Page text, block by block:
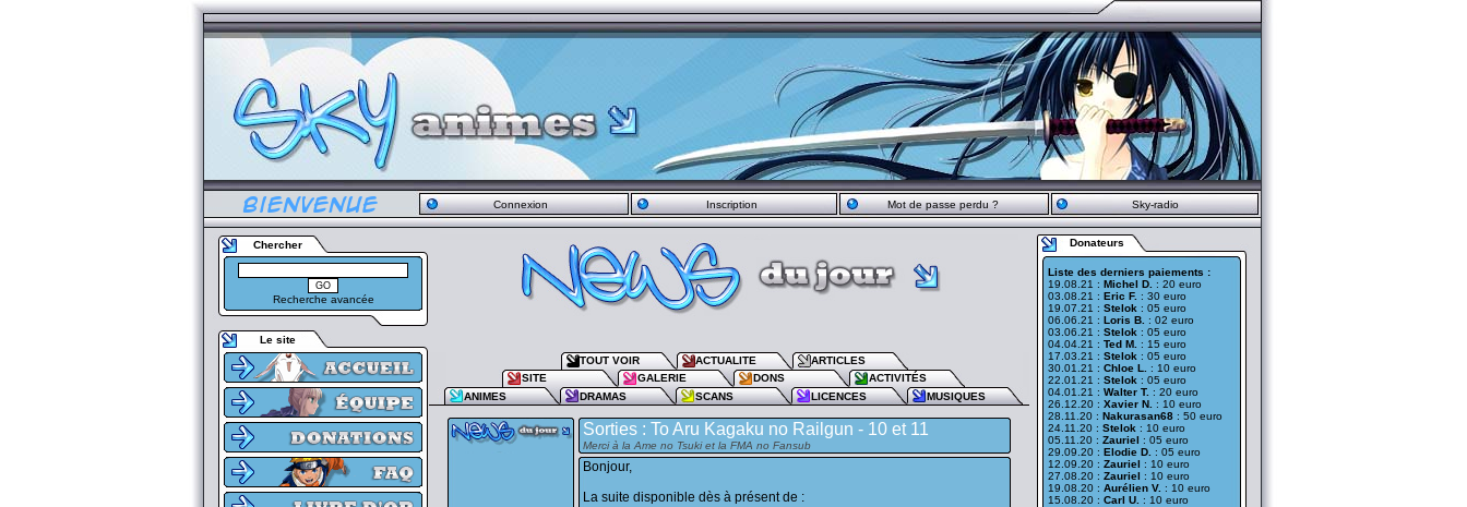
Connexion Inscription Mot de passe perdu ? Sky-radio
Chercher
Recherche avancée
Le site
TOUT VOIR ACTUALITE
ARTICLES
SITE
GALERIE DONS
ACTIVITÉS
ANIMES
DRAMAS SCANS LICENCES MUSIQUES
Sorties : To Aru Kagaku no Railgun - 10 et 11
Merci à la Ame no Tsuki et la FMA no Fansub
Bonjour,
La suite disponible dès à présent de :
Donateurs
Liste des derniers paiements :
19.08.21 : Michel D.
: 20 euro
03.08.21 : Eric F. : 30 euro
19.07.21 : Stelok : 05 euro
06.06.21 : Loris B.
: 02 euro
03.06.21 : Stelok : 05 euro
04.04.21 : Ted M.
: 15 euro
17.03.21 : Stelok : 05 euro
30.01.21 : Chloe L.
: 10 euro
22.01.21 : Stelok : 05 euro
04.01.21 : Walter T. : 20 euro
26.12.20 : Xavier N.
: 10 euro
28.11.20 : Nakurasan68 : 50 euro
24.11.20 : Stelok : 10 euro
05.11.20 : Zauriel : 05 euro
29.09.20 : Elodie D.
: 05 euro
12.09.20 : Zauriel : 10 euro
27.08.20 : Zauriel : 10 euro
19.08.20 : Aurélien V. : 10 euro
15.08.20 : Carl U.
: 10 euro